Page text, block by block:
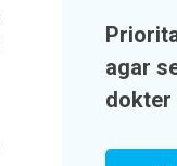
agar
dokter